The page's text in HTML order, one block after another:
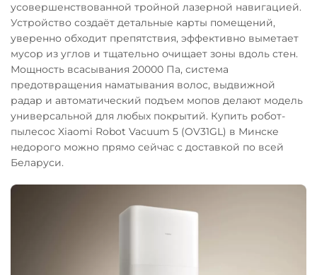
усовершенствованной тройной лазерной навигацией.
Устройство создаёт детальные карты помещений,
уверенно обходит препятствия, эффективно выметает
мусор из углов и тщательно очищает зоны вдоль стен.
Мощность всасывания 20000 Па, система
предотвращения наматывания волос, выдвижной
радар и автоматический подъем мопов делают модель
универсальной для любых покрытий. Купить робот-
пылесос Xiaomi Robot Vacuum 5 (OV31GL) в Минске
недорого можно прямо сейчас с доставкой по всей
Беларуси.